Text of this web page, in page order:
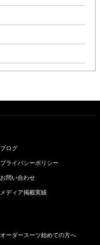
ブログ
プライバシーポリシー
お問い合わせ
メディア掲載実績
オーダースーツ始めての方へ